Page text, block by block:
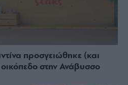
προσγειώθηκε (και
στην Ανάβυσσο